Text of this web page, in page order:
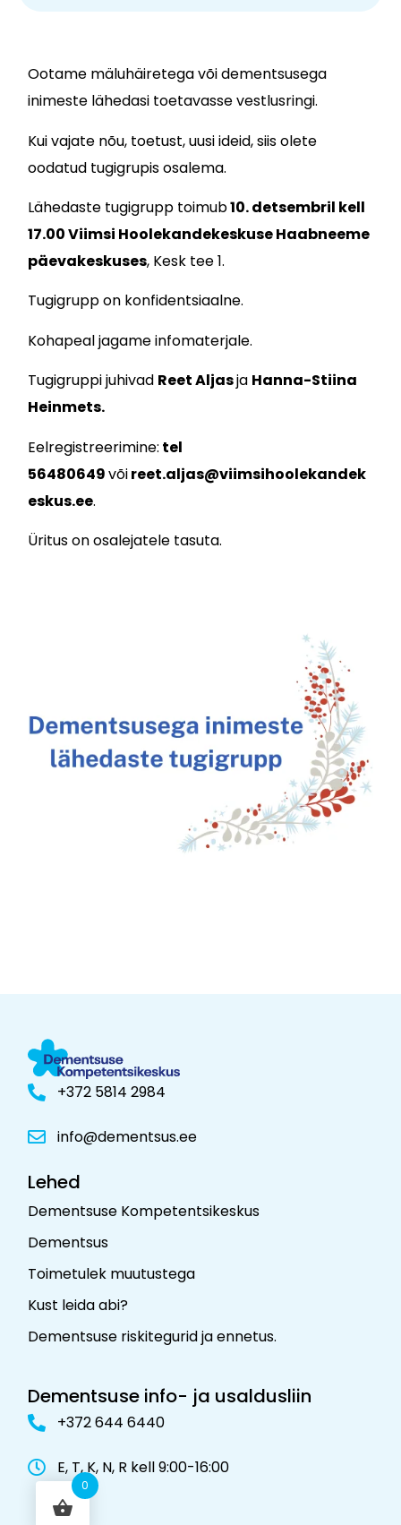
Ootame mäluhäiretega või dementsusega
inimeste lähedasi toetavasse vestlusringi.
Kui vajate nõu, toetust, uusi ideid, siis olete
oodatud tugigrupis osalema.
Lähedaste tugigrupp toimub10. detsembril kell
17.00 Viimsi HoolekandekeskuseHaabneeme
päevakeskuses, Kesk tee 1.
Tugigrupp on konfidentsiaalne.
Kohapeal jagame infomaterjale.
Tugigruppi juhivad Reet Aljasja Hanna-Stiina
Heinmets.
Eelregistreerimine: tel
56480649võireet.aljas@viimsihoolekandek
eskus.ee.
Üritus on osalejatele tasuta.
+372 5814 2984
info@dementsus.ee
Lehed
Dementsuse Kompetentsikeskus
Dementsus
Toimetulek muutustega
Kust leida abi?
Dementsuse riskitegurid ja ennetus.
Dementsuse info- ja usaldusliin
+372 644 6440
E, T, K, N, R kell 9:00-16:00
0